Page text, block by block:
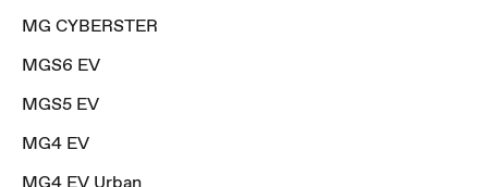
MG CYBERSTER
MGS6 EV
MGS5 EV
MG4 EV
MG4 EV Urban